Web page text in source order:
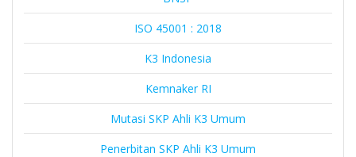
ISO 45001 : 2018
K3 Indonesia
Kemnaker RI
Mutasi SKP Ahli K3 Umum
Penerbitan SKP Ahli K3 Umum